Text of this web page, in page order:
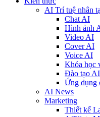
AI Trí tuệ nhân
Chat AI
Hình ảnh
Video AI
Cover AI
Voice AI
Khóa học
Đào tạo AI
Ứng dụng
AI News
Marketing
Thiết kế